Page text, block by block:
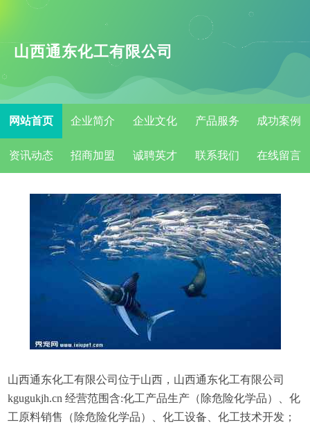
山西通东化工有限公司
网站首页 企业简介 企业文化 产品服务 成功案例
资讯动态 招商加盟 诚聘英才 联系我们 在线留言
山西通东化工有限公司位于山西，山西通东化工有限公司
kgugukjh.cn 经营范围含:化工产品生产（除危险化学品）、化
工原料销售（除危险化学品）、化工设备、化工技术开发；